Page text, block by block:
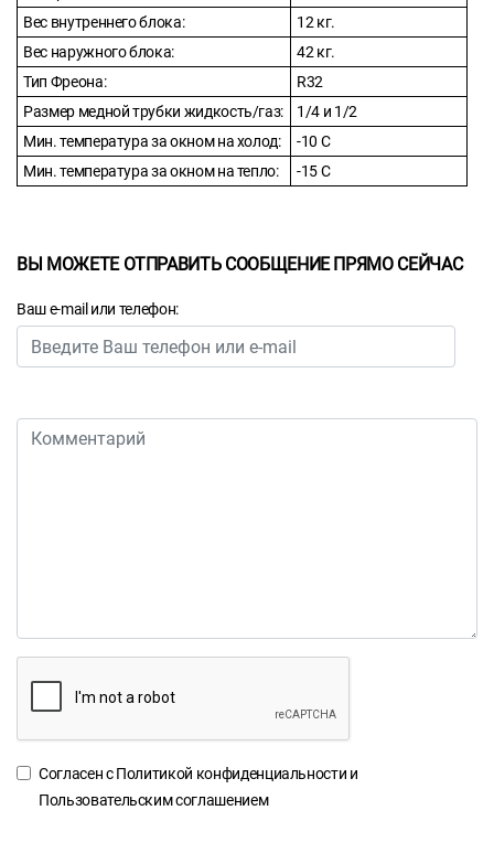
Вес внутреннего блока:
12 кг.
Вес наружного блока:
42 кг.
Тип Фреона:
R32
Размер медной трубки жидкость/газ:
1/4 и 1/2
Мин. температура за окном на холод:
-10 С
Мин. температура за окном на тепло:
-15 С
ВЫ МОЖЕТЕ ОТПРАВИТЬ СООБЩЕНИЕ ПРЯМО СЕЙЧАС
Ваш e-mail или телефон:
Согласен сПолитикой конфиденциальности и
Пользовательским соглашением